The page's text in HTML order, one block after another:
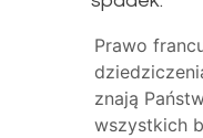
Prawo
znają
wszystkich